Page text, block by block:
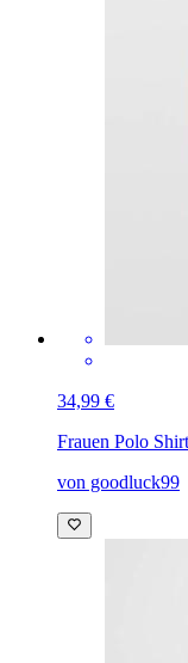
34,99 €
Frauen Polo Shirt
von goodluck99